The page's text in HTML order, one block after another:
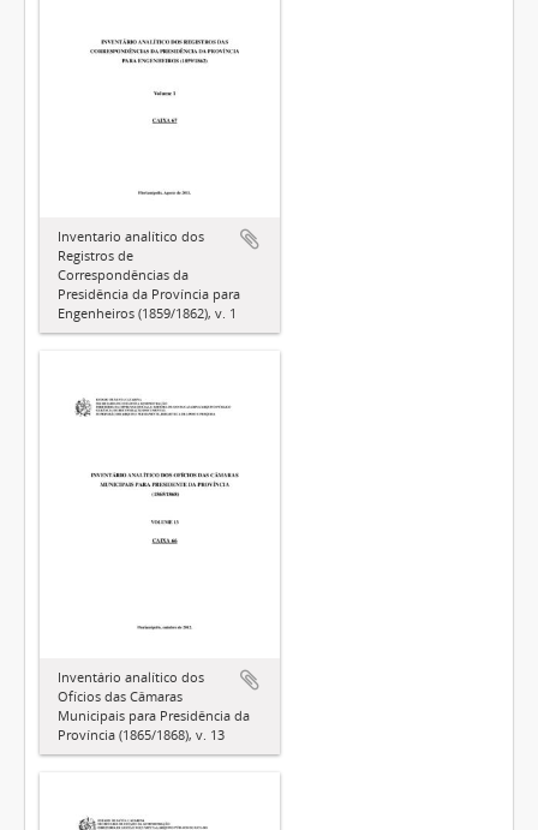
Inventario analítico dos
Registros de
Correspondências da
Presidência da Província para
Engenheiros (1859/1862), v. 1
Inventário analítico dos
Ofícios das Câmaras
Municipais para Presidência da
Província (1865/1868), v. 13